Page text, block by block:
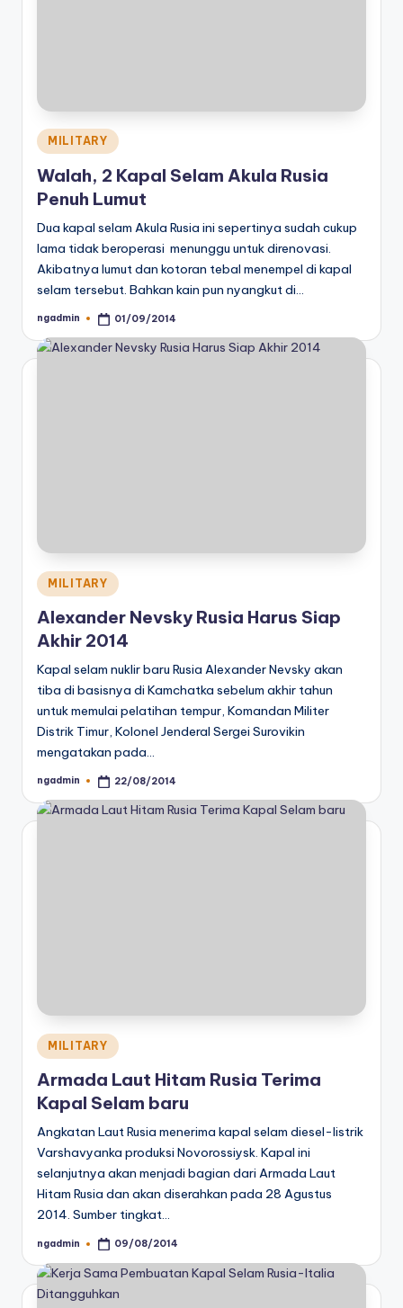
Posted
in
MILITARY
Walah, 2 Kapal Selam Akula Rusia
Penuh Lumut
Dua kapal selam Akula Rusia ini sepertinya sudah cukup
lama tidak beroperasi menunggu untuk direnovasi.
Akibatnya lumut dan kotoran tebal menempel di kapal
selam tersebut. Bahkan kain pun nyangkut di…
Posted
ngadmin 01/09/2014
Posted
in
MILITARY
Alexander Nevsky Rusia Harus Siap
Akhir 2014
Kapal selam nuklir baru Rusia Alexander Nevsky akan
tiba di basisnya di Kamchatka sebelum akhir tahun
untuk memulai pelatihan tempur, Komandan Militer
Distrik Timur, Kolonel Jenderal Sergei Surovikin
mengatakan pada…
Posted
ngadmin 22/08/2014
Posted
in
MILITARY
Armada Laut Hitam Rusia Terima
Kapal Selam baru
Angkatan Laut Rusia menerima kapal selam diesel-listrik
Varshavyanka produksi Novorossiysk. Kapal ini
selanjutnya akan menjadi bagian dari Armada Laut
Hitam Rusia dan akan diserahkan pada 28 Agustus
2014. Sumber tingkat…
Posted
ngadmin 09/08/2014